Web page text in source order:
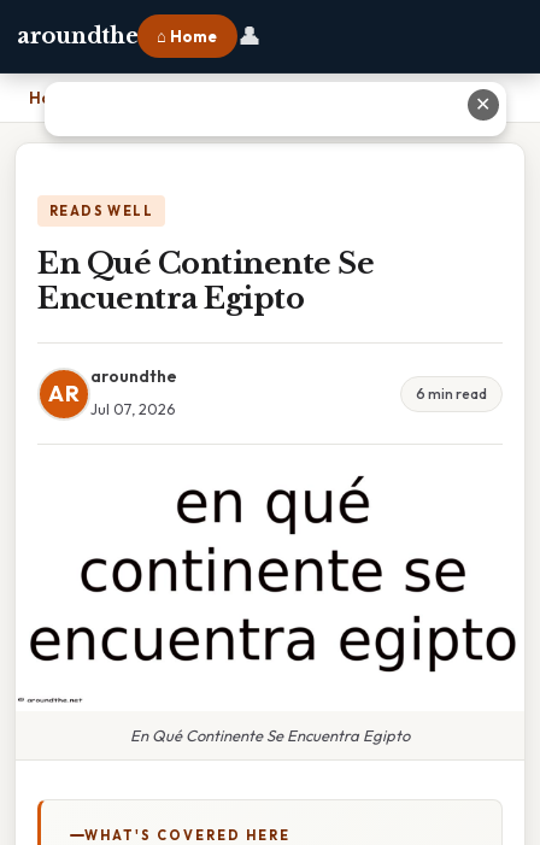
aroundthe ⌂ Home 👤
Home
READS WELL
En Qué Continente Se
Encuentra Egipto
AR
aroundthe
Jul 07, 2026
6 min read
En Qué Continente Se Encuentra Egipto
WHAT'S COVERED HERE
✕